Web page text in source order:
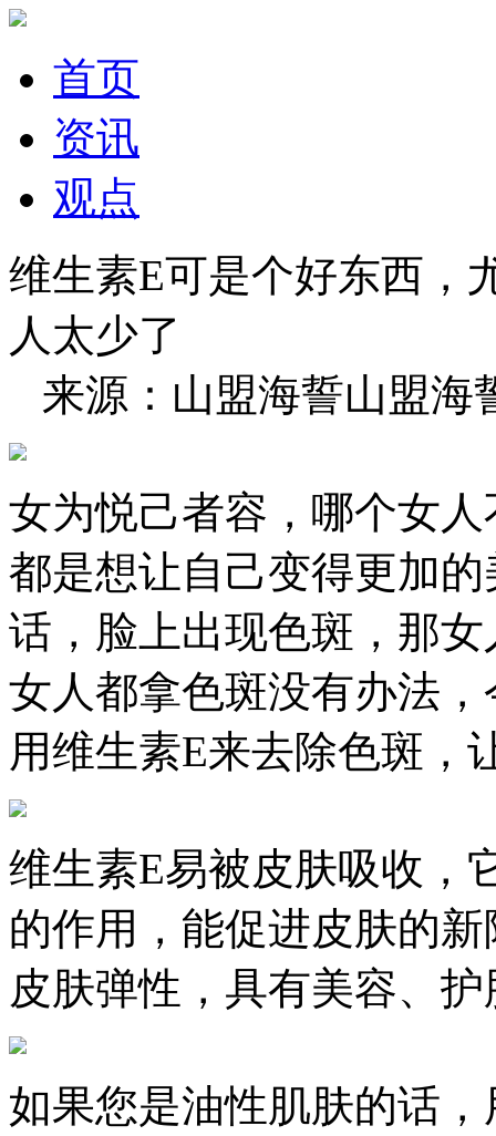
首页
资讯
观点
维生素E可是个好东西，
人太少了
来源：山盟海誓山盟
女为悦己者容，哪个女
都是想让自己变得更加
话，脸上出现色斑，那
女人都拿色斑没有办法
用维生素E来去除色斑，
维生素E易被皮肤吸收，
的作用，能促进皮肤的
皮肤弹性，具有美容、
如果您是油性肌肤的话